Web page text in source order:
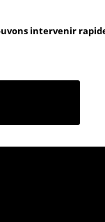
intervenir